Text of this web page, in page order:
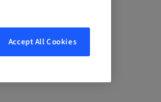
Accept All Cookies